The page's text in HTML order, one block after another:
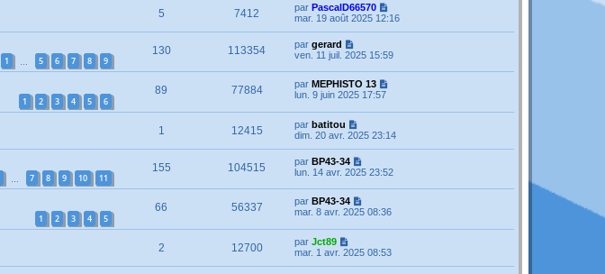
5 7412 par PascalD66570
mar. 19 août 2025 12:16
1 5 6 7 8 9
130 113354 par gerard
ven. 11 juil. 2025 15:59
1 2 3 4 5 6
89 77884 par MEPHISTO 13
lun. 9 juin 2025 17:57
1 12415 par batitou
dim. 20 avr. 2025 23:14
7 8 9 10 11
155 104515 par BP43-34
lun. 14 avr. 2025 23:52
1 2 3 4 5
66 56337 par BP43-34
mar. 8 avr. 2025 08:36
2 12700 par Jct89
mar. 1 avr. 2025 08:53